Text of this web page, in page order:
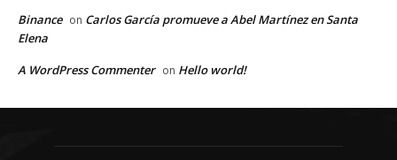
Binance on Carlos García promueve a Abel Martínez en Santa
Elena
A WordPress Commenter on Hello world!